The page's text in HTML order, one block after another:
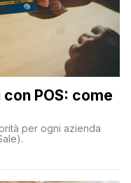
POS: come
per ogni azienda